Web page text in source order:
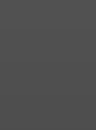
за
ситуации